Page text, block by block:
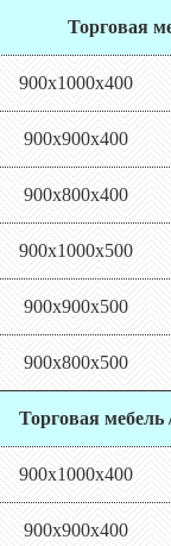
Торговая
900х1000х400
900х900х400
900х800х400
900х1000х500
900х900х500
900х800х500
Торговая
900х1000х400
900х900х400